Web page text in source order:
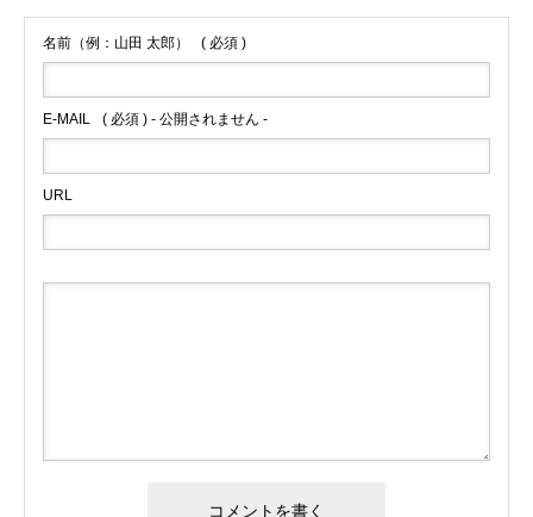
名前（例：山田 太郎） ( 必須 )
E-MAIL ( 必須 ) - 公開されません -
URL